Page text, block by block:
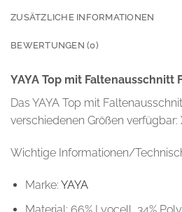
ZUSÄTZLICHE INFORMATIONEN
BEWERTUNGEN (0)
YAYA Top mit Faltenausschnitt
Das YAYA Top mit
verschiedenen Größen verfügbar:
Wichtige Informationen/
Marke: YAYA
Material: 66% Lyocell, 34%